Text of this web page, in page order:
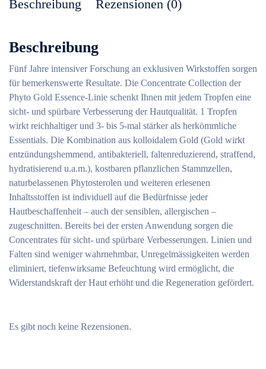
Beschreibung Rezensionen (0)
Beschreibung
Fünf Jahre intensiver Forschung an exklusiven Wirkstoffen sorgen
für bemerkenswerte Resultate. Die Concentrate Collection der
Phyto Gold Essence-Linie schenkt Ihnen mit jedem Tropfen eine
sicht- und spürbare Verbesserung der Hautqualität. 1 Tropfen
wirkt reichhaltiger und 3- bis 5-mal stärker als herkömmliche
Essentials. Die Kombination aus kolloidalem Gold (Gold wirkt
entzündungshemmend, antibakteriell, faltenreduzierend, straffend,
hydratisierend u.a.m.), kostbaren pflanzlichen Stammzellen,
naturbelassenen Phytosterolen und weiteren erlesenen
Inhaltsstoffen ist individuell auf die Bedürfnisse jeder
Hautbeschaffenheit – auch der sensiblen, allergischen –
zugeschnitten. Bereits bei der ersten Anwendung sorgen die
Concentrates für sicht- und spürbare Verbesserungen. Linien und
Falten sind weniger wahrnehmbar, Unregelmässigkeiten werden
eliminiert, tiefenwirksame Befeuchtung wird ermöglicht, die
Widerstandskraft der Haut erhöht und die Regeneration gefördert.
Es gibt noch keine Rezensionen.